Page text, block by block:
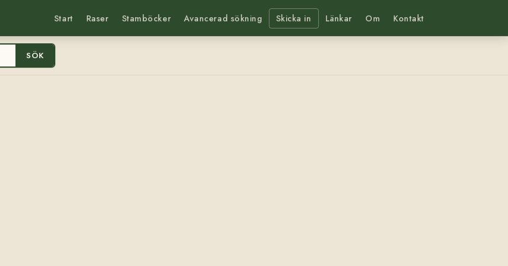
Start Raser Stamböcker Avancerad sökning Skicka in Länkar Om Kontakt
SÖK